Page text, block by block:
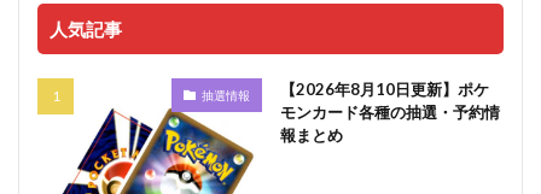
人気記事
抽選情報
【2026年8月10日更新】ポケ
モンカード各種の抽選・予約情
報まとめ